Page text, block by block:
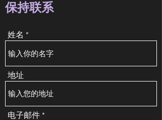
保持联系
姓名
地址
电子邮件